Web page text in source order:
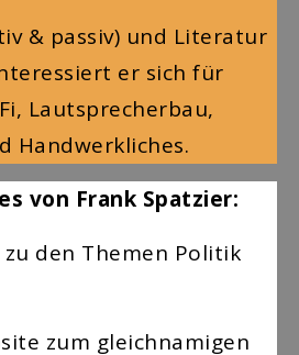
& passiv) und Literatur
er sich für
Lautsprecherbau,
Handwerkliches.
von Frank Spatzier:
zu den Themen Politik
zum gleichnamigen